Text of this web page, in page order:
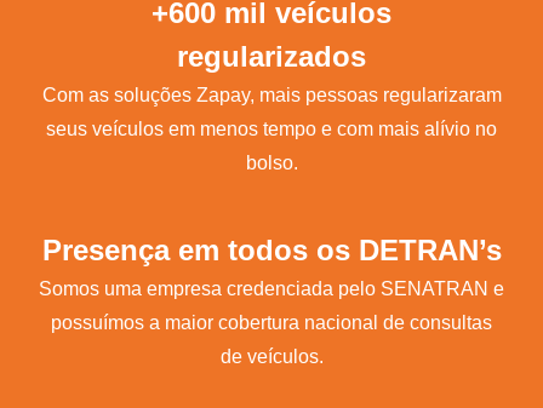
+600 mil veículos
regularizados
Com as soluções Zapay, mais pessoas regularizaram
seus veículos em menos tempo e com mais alívio no
bolso.
Presença em todos os DETRAN’s
Somos uma empresa credenciada pelo SENATRAN e
possuímos a maior cobertura nacional de consultas
de veículos.